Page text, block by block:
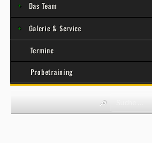
Das Team
Galerie & Service
Termine
Probetraining